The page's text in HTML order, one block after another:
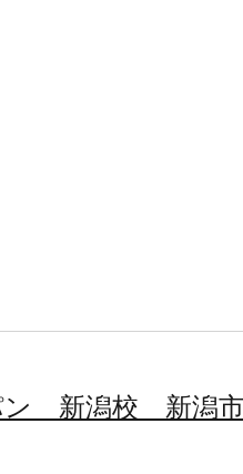
ン 新潟校 新潟